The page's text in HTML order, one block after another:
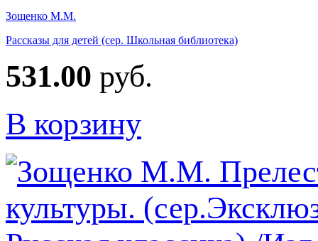
Зощенко М.М.
Рассказы для детей (сер. Школьная библиотека)
531.00 руб.
В корзину